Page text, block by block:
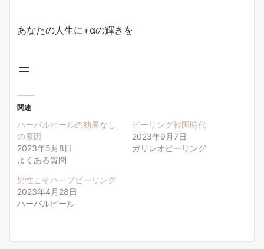
あなたの人生に+αの輝きを
関連
ハーバルピールの効果なし
の原因
2023年5月8日
よくある質問
ピーリング戦国時代
2023年9月7日
ガリレオピーリング
男性こそハーブピーリング
2023年4月28日
ハーバルピール